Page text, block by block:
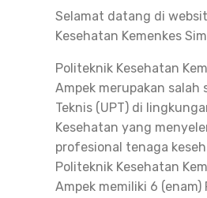
Selamat datang di
Kesehatan Kemenkes
Politeknik Kesehatan
Ampek merupakan salah
Teknis (UPT) di
Kesehatan yang
profesional tenaga
Politeknik Kesehatan
Ampek memiliki 6